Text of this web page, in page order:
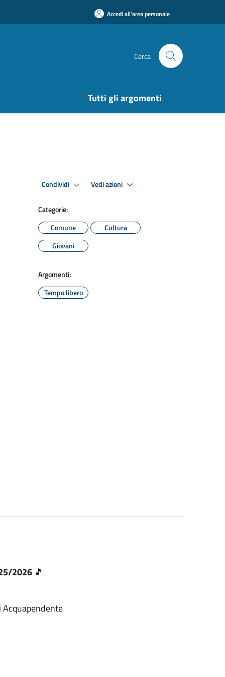
Accedi all'area personale
Cerca
Tutti gli argomenti
Condividi Vedi azioni
Categorie:
Comune
Cultura
Giovani
Argomenti:
Tempo libero
2026🎵